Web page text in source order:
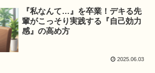
『私なんて…』を卒業！デキる先
輩がこっそり実践する『自己効力
感』の高め方
2025.06.03